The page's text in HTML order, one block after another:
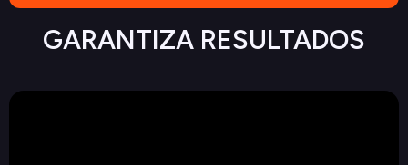
GARANTIZA RESULTADOS